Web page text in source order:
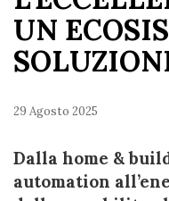
UN
29 Agosto 2025
Dalla home &
automation